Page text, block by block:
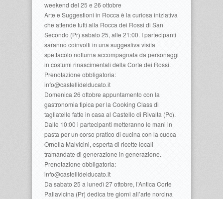
weekend del 25 e 26 ottobre
Arte e Suggestioni in Rocca è la curiosa iniziativa
che attende tutti alla Rocca dei Rossi di San
Secondo (Pr) sabato 25, alle 21:00. I partecipanti
saranno coinvolti in una suggestiva visita
spettacolo notturna accompagnata da personaggi
in costumi rinascimentali della Corte dei Rossi.
Prenotazione obbligatoria:
info@castellidelducato.it
Domenica 26 ottobre appuntamento con la
gastronomia tipica per la Cooking Class di
tagliatelle fatte in casa al Castello di Rivalta (Pc).
Dalle 10:00 i partecipanti metteranno le mani in
pasta per un corso pratico di cucina con la cuoca
Ornella Malvicini, esperta di ricette locali
tramandate di generazione in generazione.
Prenotazione obbligatoria:
info@castellidelducato.it
Da sabato 25 a lunedì 27 ottobre, l’Antica Corte
Pallavicina (Pr) dedica tre giorni all’arte norcina